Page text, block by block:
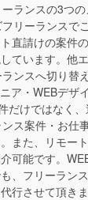
ーランスの3つの
リーランスで
直請けの案件
ています。他
ンスへ切り替
ア・WEBデザ
だけではなく
ス案件・お仕
また、リモー
可能です。
、フリーラン
行させて頂き